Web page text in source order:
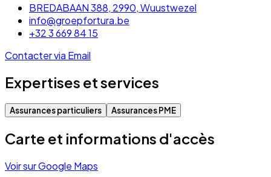
BREDABAAN 388, 2990, Wuustwezel
info@groepfortura.be
+32 3 669 84 15
Contacter via Email
Expertises et services
Assurances particuliers Assurances PME
Carte et informations d'accès
Voir sur Google Maps